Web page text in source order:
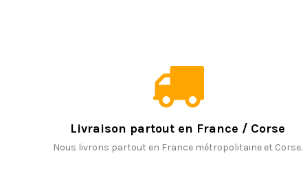
Livraison partout en France / Corse
Nous livrons partout en France métropolitaine et Corse.